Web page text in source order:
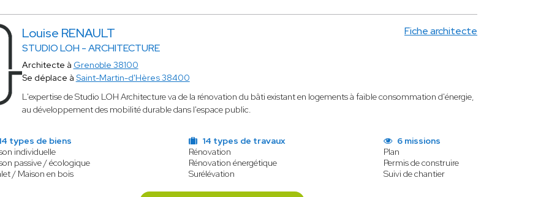
Louise RENAULT
STUDIO LOH - ARCHITECTURE
Fiche architecte
Architecte à Grenoble 38100
Se déplace à Saint-Martin-d'Hères 38400
L'expertise de Studio LOH Architecture va de la rénovation du bâti existant en logements à faible consommation d'énergie,
au développement des mobilité durable dans l'espace public.
types de biens
individuelle
passive / écologique
/ Maison en bois
14 types de travaux
Rénovation
Rénovation énergétique
Surélévation
6 missions
Plan
Permis de construire
Suivi de chantier